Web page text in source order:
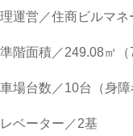
運営／住商ビルマ
階面積／249.08㎡（
場台数／10台（身
ベーター／2基